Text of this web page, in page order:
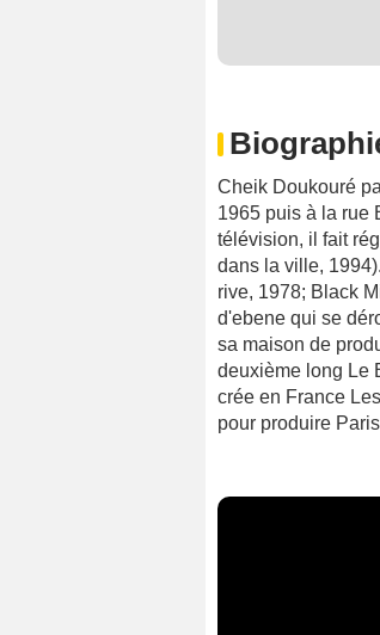
Cheik Doukouré
1965 puis à la rue
télévision, il fait
dans la ville,
rive, 1978; Black
d'ebene qui se
sa maison de
deuxième long Le
crée en France
pour produire